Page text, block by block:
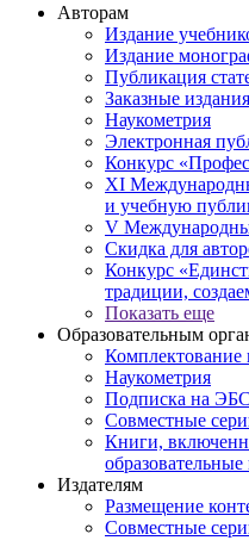
Авторам
Издание
Издание
Публикация
Заказные издания
Наукометрия
Электронная
Конкурс
XI
и учебную
V
Скидка для
Конкурс
традиции,
Показать еще
Образовательным
Наукометрия
Подписка на
Совместные
Книги,
Издателям
Размещение
Совместные